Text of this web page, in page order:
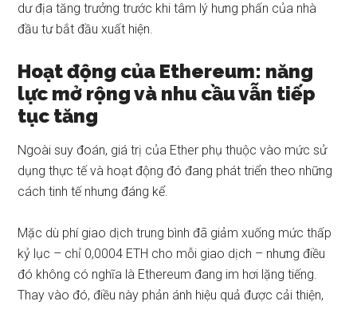
dư địa tăng trưởng trước khi tâm lý hưng phấn của nhà
đầu tư bắt đầu xuất hiện.
Hoạt động của Ethereum: năng
lực mở rộng và nhu cầu vẫn tiếp
tục tăng
Ngoài suy đoán, giá trị của Ether phụ thuộc vào mức sử
dụng thực tế và hoạt động đó đang phát triển theo những
cách tinh tế nhưng đáng kể.
Mặc dù phí giao dịch trung bình đã giảm xuống mức thấp
kỷ lục – chỉ 0,0004 ETH cho mỗi giao dịch – nhưng điều
đó không có nghĩa là Ethereum đang im hơi lặng tiếng.
Thay vào đó, điều này phản ánh hiệu quả được cải thiện,